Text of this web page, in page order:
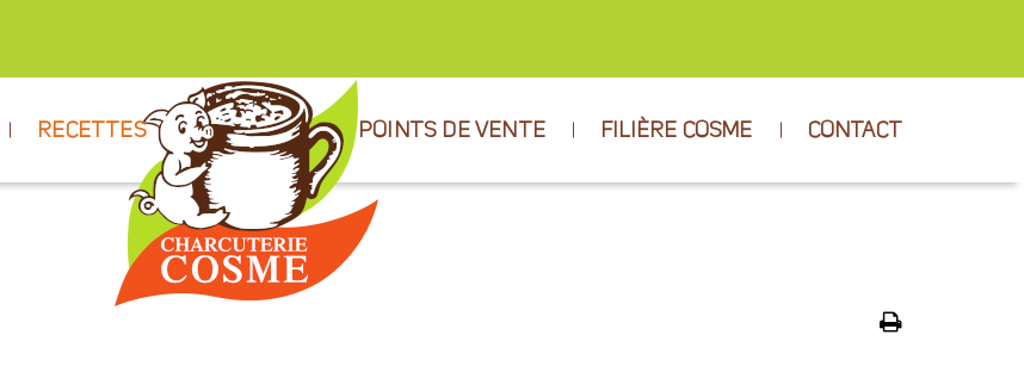
RECETTES POINTS DE VENTE FILIÈRE COSME CONTACT